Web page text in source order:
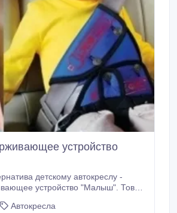
устройство
детскому автокреслу -
устройство "Малыш". Товар
для использования практически
Автокресла